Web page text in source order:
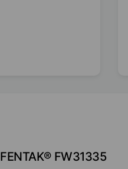
FENTAK® FW31335